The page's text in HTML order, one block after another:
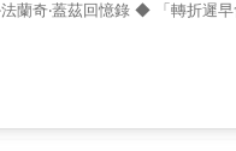
折就是我們離開熟悉的環境、踏進未知
過渡地帶。這本書陪伴讀者跨
嶄新的人生篇章。 在這本書